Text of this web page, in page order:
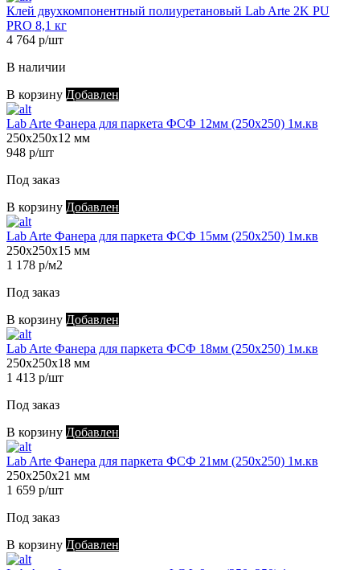
Клей двухкомпонентный полиуретановый Lab Arte 2K PU
PRO 8,1 кг
4 764 р/шт
В наличии
В корзину Добавлен
Lab Arte Фанера для паркета ФСФ 12мм (250х250) 1м.кв
250х250х12 мм
948 р/шт
Под заказ
В корзину Добавлен
Lab Arte Фанера для паркета ФСФ 15мм (250х250) 1м.кв
250х250х15 мм
1 178 р/м2
Под заказ
В корзину Добавлен
Lab Arte Фанера для паркета ФСФ 18мм (250х250) 1м.кв
250х250х18 мм
1 413 р/шт
Под заказ
В корзину Добавлен
Lab Arte Фанера для паркета ФСФ 21мм (250х250) 1м.кв
250х250х21 мм
1 659 р/шт
Под заказ
В корзину Добавлен